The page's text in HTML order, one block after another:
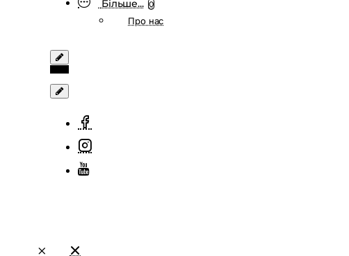
Більше... 0
Про нас